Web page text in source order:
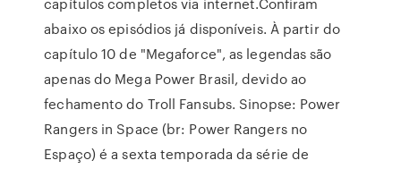
abaixo os episódios já disponíveis. À partir do
capítulo 10 de "Megaforce", as legendas são
apenas do Mega Power Brasil, devido ao
fechamento do Troll Fansubs. Sinopse: Power
Rangers in Space (br: Power Rangers no
Espaço) é a sexta temporada da série de